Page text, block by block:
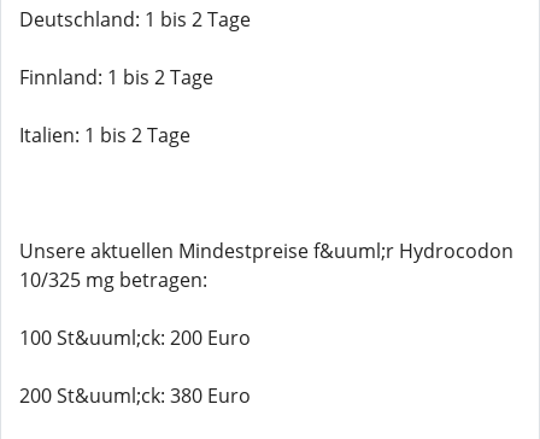
Deutschland: 1 bis 2 Tage
Finnland: 1 bis 2 Tage
Italien: 1 bis 2 Tage
Unsere aktuellen Mindestpreise f&uuml;r Hydrocodon
10/325 mg betragen:
100 St&uuml;ck: 200 Euro
200 St&uuml;ck: 380 Euro